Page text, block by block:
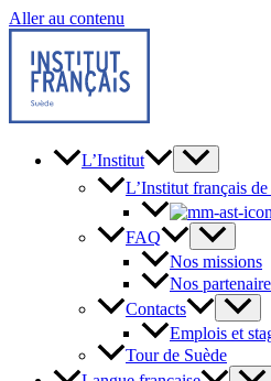
Aller au contenu
L’Institut
L’Institut français de
FAQ
Nos missions
Nos
Contacts
Emplois et
Tour de Suède